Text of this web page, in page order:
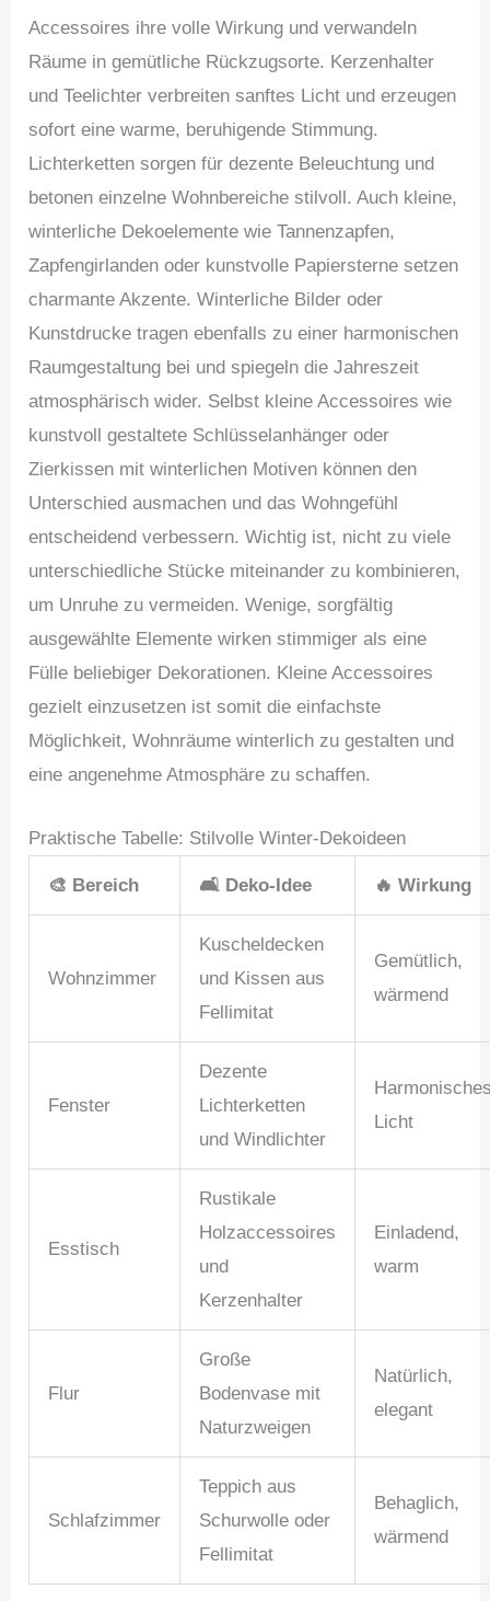
Accessoires ihre volle Wirkung und verwandeln
Räume in gemütliche Rückzugsorte. Kerzenhalter
und Teelichter verbreiten sanftes Licht und erzeugen
sofort eine warme, beruhigende Stimmung.
Lichterketten sorgen für dezente Beleuchtung und
betonen einzelne Wohnbereiche stilvoll. Auch kleine,
winterliche Dekoelemente wie Tannenzapfen,
Zapfengirlanden oder kunstvolle Papiersterne setzen
charmante Akzente. Winterliche Bilder oder
Kunstdrucke tragen ebenfalls zu einer harmonischen
Raumgestaltung bei und spiegeln die Jahreszeit
atmosphärisch wider. Selbst kleine Accessoires wie
kunstvoll gestaltete Schlüsselanhänger oder
Zierkissen mit winterlichen Motiven können den
Unterschied ausmachen und das Wohngefühl
entscheidend verbessern. Wichtig ist, nicht zu viele
unterschiedliche Stücke miteinander zu kombinieren,
um Unruhe zu vermeiden. Wenige, sorgfältig
ausgewählte Elemente wirken stimmiger als eine
Fülle beliebiger Dekorationen. Kleine Accessoires
gezielt einzusetzen ist somit die einfachste
Möglichkeit, Wohnräume winterlich zu gestalten und
eine angenehme Atmosphäre zu schaffen.
Praktische Tabelle: Stilvolle Winter-Dekoideen
🎨 Bereich 🛋️ Deko-Idee 🔥 Wirkung
Wohnzimmer
Kuscheldecken
und Kissen aus
Fellimitat
Gemütlich,
wärmend
Fenster
Dezente
Lichterketten
und Windlichter
Licht
Esstisch
Rustikale
Holzaccessoires
und
Kerzenhalter
Einladend,
warm
Flur
Große
Bodenvase mit
Naturzweigen
Natürlich,
elegant
Schlafzimmer
Teppich aus
Schurwolle oder
Fellimitat
Behaglich,
wärmend